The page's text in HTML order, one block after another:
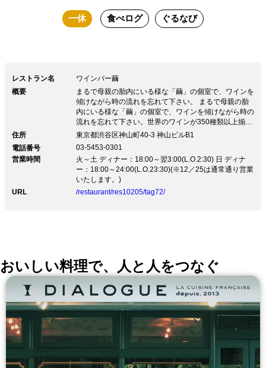
騒から離れた隠れ家的ワインバー。土壁
部屋に連なる繭型のお座敷個室。和紙で
造られた個室はまさに「現代の茶室」。
母親の胎内にいるような異空間でワイン
グラスを片手に時の流れを忘れてくださ
い。
一休 食べログ ぐるなび
レストラン名
ワインバー繭
概要
まるで母親の胎内にいる様な「繭」の個室で、ワインを
傾けながら時の流れを忘れて下さい。 まるで母親の胎
内にいる様な「繭」の個室で、ワインを傾けながら時の
流れを忘れて下さい。世界のワインが350種類以上揃う
ワインバー。土壁の階段を降り、ナラの木のドアを開け
は和紙で造られた繭型のお座敷個室が連なります。ワイ
ンの美味しさを引き立てるフレンチベースの料理はお箸
で気楽にお召し上がりいただけます。渋谷の喧騒を離れ
て、大切な人との特別な時間を過ごしてみてはいかがで
すか。
住所
東京都渋谷区神山町40-3 神山ビルB1
電話番号
03-5453-0301
営業時間
火～土 ディナー：18:00～翌3:00(L.O.2:30) 日 ディナ
ー：18:00～24:00(L.O.23:30)(※12／25は通常通り営業
いたします。)
URL
/restaurant/res10205/tag72/
おいしい料理で、人と人をつなぐ